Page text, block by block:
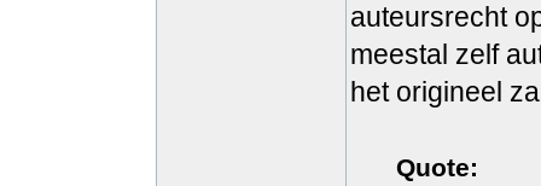
auteursrecht
meestal zelf
het origineel
Quote: